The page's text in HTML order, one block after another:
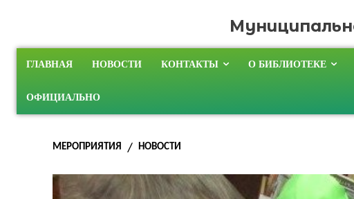
ГЛАВНАЯ НОВОСТИ КОНТАКТЫ О БИБЛИОТЕКЕ
ОФИЦИАЛЬНО
МЕРОПРИЯТИЯ НОВОСТИ